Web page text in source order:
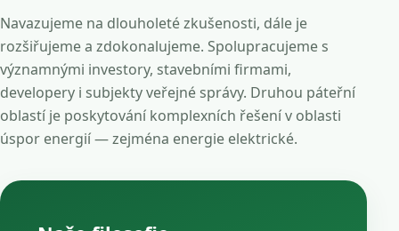
Navazujeme na dlouholeté zkušenosti, dále je
rozšiřujeme a zdokonalujeme. Spolupracujeme s
významnými investory, stavebními firmami,
developery i subjekty veřejné správy. Druhou páteřní
oblastí je poskytování komplexních řešení v oblasti
úspor energií — zejména energie elektrické.